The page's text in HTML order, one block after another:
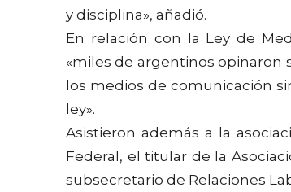
y disciplina», añadió.
En relación con la Ley de
«miles de argentinos opinaron
los medios de comunicación
ley».
Asistieron además a la
Federal, el titular de la
subsecretario de Relaciones